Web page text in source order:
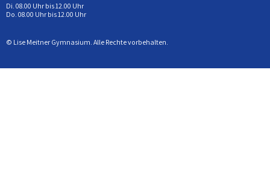
Di. 08.00 Uhr bis 12.00 Uhr
Do. 08.00 Uhr bis 12.00 Uhr
© Lise Meitner Gymnasium. Alle Rechte vorbehalten.